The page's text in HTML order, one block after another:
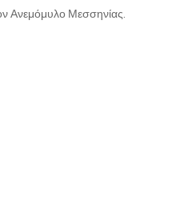
Ανεμόμυλο Μεσσηνίας.